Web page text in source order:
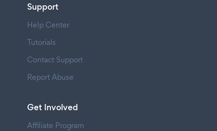
Support
Help Center
Tutorials
Contact Support
Report Abuse
Get Involved
Affiliate Program